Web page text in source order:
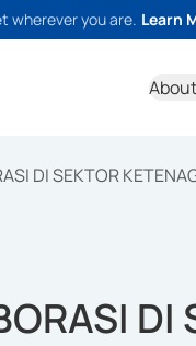
wherever you are. Learn
DI SEKTOR
DI